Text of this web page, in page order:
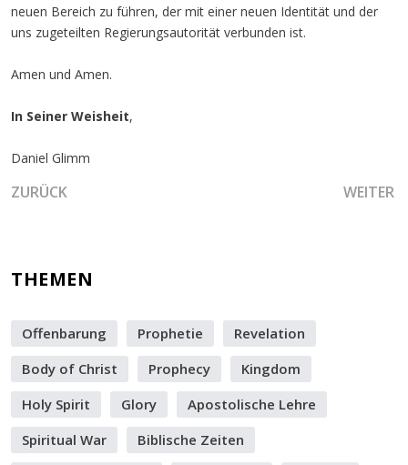
neuen Bereich zu führen, der mit einer neuen Identität und der
uns zugeteilten Regierungsautorität verbunden ist.
Amen und Amen.
In Seiner Weisheit,
Daniel Glimm
VORHERIGER BEITRAG: FÜNF DINGE, NACH DENEN EINE
ZURÜCK WEITER
THEMEN
Offenbarung Prophetie
Revelation
Body of Christ
Prophecy
Kingdom
Holy Spirit
Glory
Apostolische Lehre
Spiritual War
Biblische Zeiten